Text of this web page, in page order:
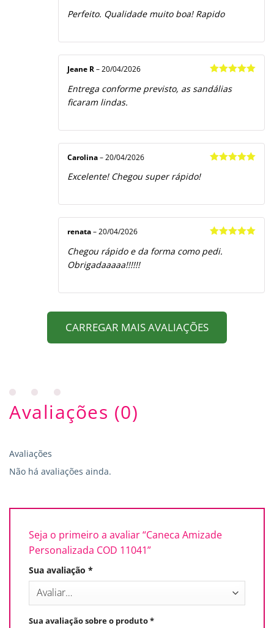
de 5
Perfeito. Qualidade muito boa! Rapido
de 5
Jeane R – 20/04/2026
Entrega conforme previsto, as sandálias
ficaram lindas.
Carolina – 20/04/2026
Excelente! Chegou super rápido!
de 5
renata – 20/04/2026
Chegou rápido e da forma como pedi.
Obrigadaaaaa!!!!!!
CARREGAR MAIS AVALIAÇÕES
Avaliações (0)
Avaliações
Não há avaliações ainda.
Seja o primeiro a avaliar “Caneca Amizade
Personalizada COD 11041”
Sua avaliação *
Sua avaliação sobre o produto*